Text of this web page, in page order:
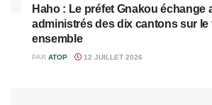
Haho : Le préfet Gnakou échange
administrés des dix cantons sur le
ensemble
PAR ATOP 12 JUILLET 2026